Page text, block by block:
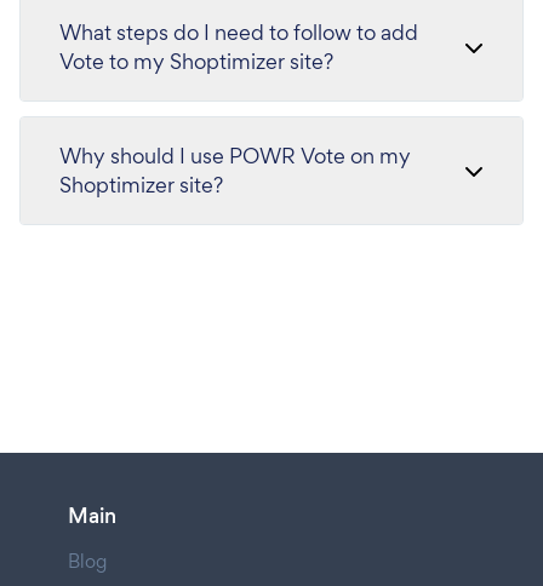
What steps do I need to follow to add
Vote to my Shoptimizer site?
Why should I use POWR Vote on my
Shoptimizer site?
Main
Blog